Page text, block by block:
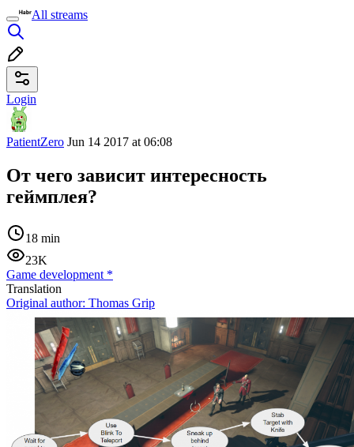
All streams
Login
PatientZero Jun 14 2017 at 06:08
От чего зависит интересность
геймплея?
18 min
23K
Game development *
Translation
Original author: Thomas Grip